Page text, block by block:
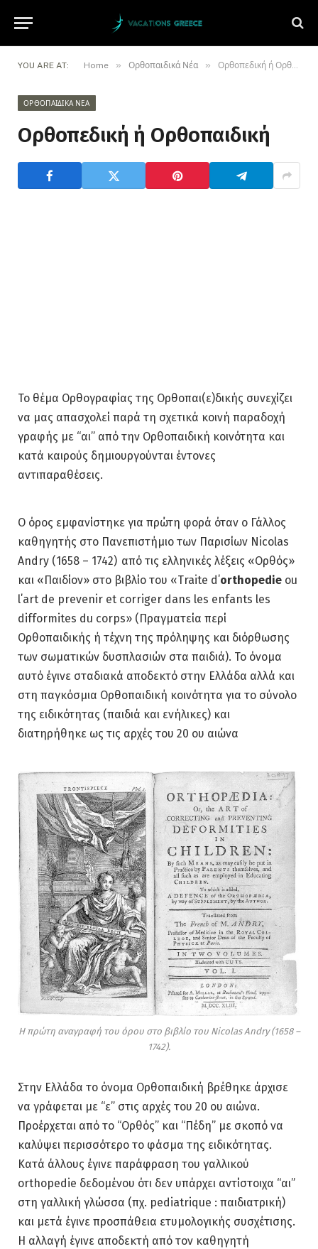
YOU ARE AT: Home » Ορθοπαιδικά Νέα » Ορθοπεδική ή Ορθοπαιδική
ΟΡΘΟΠΑΙΔΙΚΆ ΝΈΑ
Ορθοπεδική ή Ορθοπαιδική
Το θέμα Ορθογραφίας της Ορθοπαι(ε)δικής συνεχίζει
να μας απασχολεί παρά τη σχετικά κοινή παραδοχή
γραφής με “αι” από την Ορθοπαιδική κοινότητα και
κατά καιρούς δημιουργούνται έντονες
αντιπαραθέσεις.
Ο όρος εμφανίστηκε για πρώτη φορά όταν ο Γάλλος
καθηγητής στο Πανεπιστήμιο των Παρισίων Nicolas
Andry (1658 – 1742) από τις ελληνικές λέξεις «Ορθός»
και «Παιδίον» στο βιβλίο του «Traite d΄orthopedie ou
l΄art de prevenir et corriger dans les enfants les
difformites du corps» (Πραγματεία περί
Ορθοπαιδικής ή τέχνη της πρόληψης και διόρθωσης
των σωματικών δυσπλασιών στα παιδιά). Το όνομα
αυτό έγινε σταδιακά αποδεκτό στην Ελλάδα αλλά και
στη παγκόσμια Ορθοπαιδική κοινότητα για το σύνολο
της ειδικότητας (παιδιά και ενήλικες) και
διατηρήθηκε ως τις αρχές του 20 ου αιώνα
Η πρώτη αναγραφή του όρου στο βιβλίο του Nicolas Andry (1658 –
1742).
Στην Ελλάδα το όνομα Ορθοπαιδική βρέθηκε άρχισε
να γράφεται με “ε” στις αρχές του 20 ου αιώνα.
Προέρχεται από το “Ορθός” και “Πέδη” με σκοπό να
καλύψει περισσότερο το φάσμα της ειδικότητας.
Κατά άλλους έγινε παράφραση του γαλλικού
orthopedie δεδομένου ότι δεν υπάρχει αντίστοιχα “αι”
στη γαλλική γλώσσα (πχ. pediatrique : παιδιατρική)
και μετά έγινε προσπάθεια ετυμολογικής συσχέτισης.
Η αλλαγή έγινε αποδεκτή από τον καθηγητή